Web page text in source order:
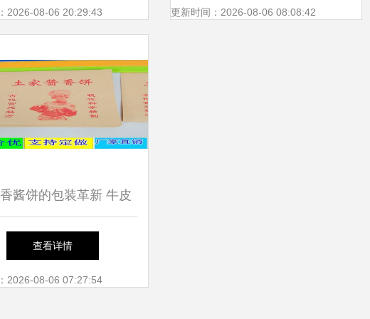
别垃圾食品
2026-08-06 20:29:43 更新时间：2026-08-06 08:08:42
酱饼的包装革新 牛皮
油纸袋的匠心设计
查看详情
2026-08-06 07:27:54